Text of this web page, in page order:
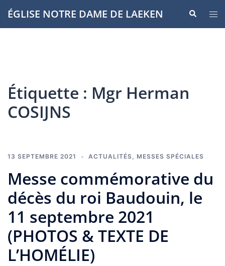
Aller
auÉGLISE NOTRE DAME DE LAEKEN
le
Étiquette : Mgr Herman
COSIJNS
13 SEPTEMBRE 2021 ACTUALITÉS, MESSES SPÉCIALES
Messe commémorative du
décès du roi Baudouin, le
11 septembre 2021
(PHOTOS & TEXTE DE
L’HOMÉLIE)